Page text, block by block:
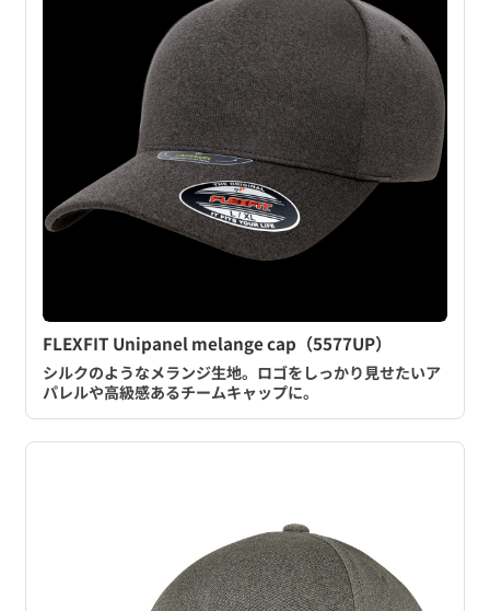
FLEXFIT Unipanel melange cap（5577UP）
シルクのようなメランジ生地。ロゴをしっかり見せたいア
パレルや高級感あるチームキャップに。